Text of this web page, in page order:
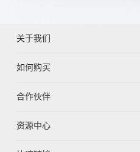
关于我们
如何购买
合作伙伴
资源中心